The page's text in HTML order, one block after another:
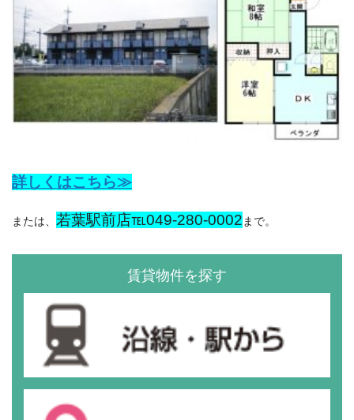
詳しくはこちら≫
または、 若葉駅前店℡049-280-0002まで。
賃貸物件を探す